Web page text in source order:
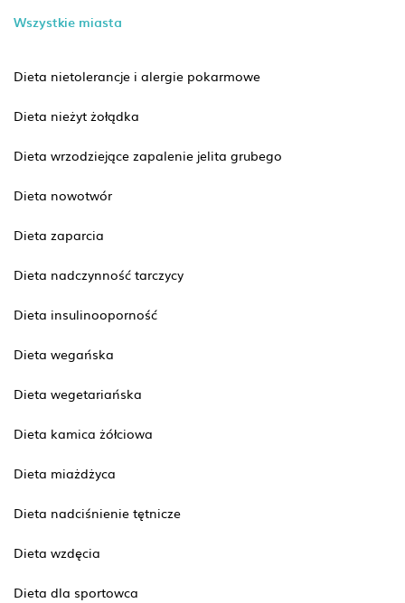
Wszystkie miasta
Dieta nietolerancje i alergie pokarmowe
Dieta nieżyt żołądka
Dieta wrzodziejące zapalenie jelita grubego
Dieta nowotwór
Dieta zaparcia
Dieta nadczynność tarczycy
Dieta insulinooporność
Dieta wegańska
Dieta wegetariańska
Dieta kamica żółciowa
Dieta miażdżyca
Dieta nadciśnienie tętnicze
Dieta wzdęcia
Dieta dla sportowca